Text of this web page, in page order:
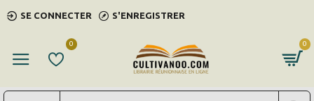
SE CONNECTER S'ENREGISTRER
0 0